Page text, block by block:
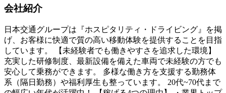
会社紹介
日本交通グループは『ホスピタリティ・ドライビング』を掲
げ、お客様に快適で質の高い移動体験を提供することを目指
しています。 【未経験者でも働きやすさを追求した環境】
充実した研修制度、最新設備を備えた車両で未経験の方でも
安心して乗務ができます。 多様な働き方を支援する勤務体
系（隔日勤務）や福利厚生も整っています。 20代~70代まで